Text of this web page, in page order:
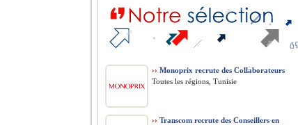
›› Monoprix recrute des Collaborateurs
Toutes les régions, Tunisie
›› Transcom recrute des Conseillers en